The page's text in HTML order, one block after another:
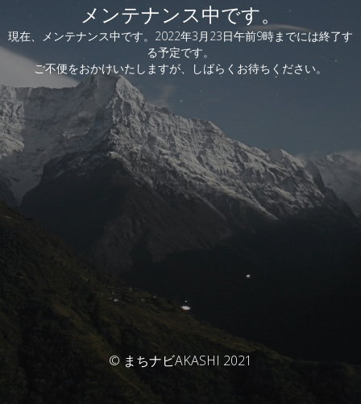
メンテナンス中です。
現在、メンテナンス中です。2022年3月23日午前9時までには終了す
る予定です。
ご不便をおかけいたしますが、しばらくお待ちください。
© まちナビAKASHI 2021